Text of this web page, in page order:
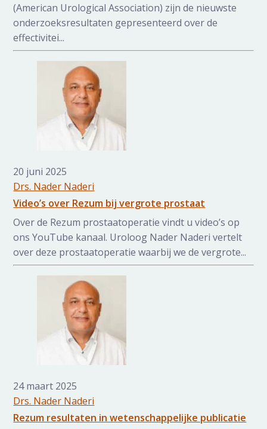
(American Urological Association) zijn de nieuwste
onderzoeksresultaten gepresenteerd over de
effectivitei...
20 juni 2025
Drs. Nader Naderi
Video’s over Rezum bij vergrote prostaat
Over de Rezum prostaatoperatie vindt u video’s op
ons YouTube kanaal. Uroloog Nader Naderi vertelt
over deze prostaatoperatie waarbij we de vergrote...
24 maart 2025
Drs. Nader Naderi
Rezum resultaten in wetenschappelijke publicatie